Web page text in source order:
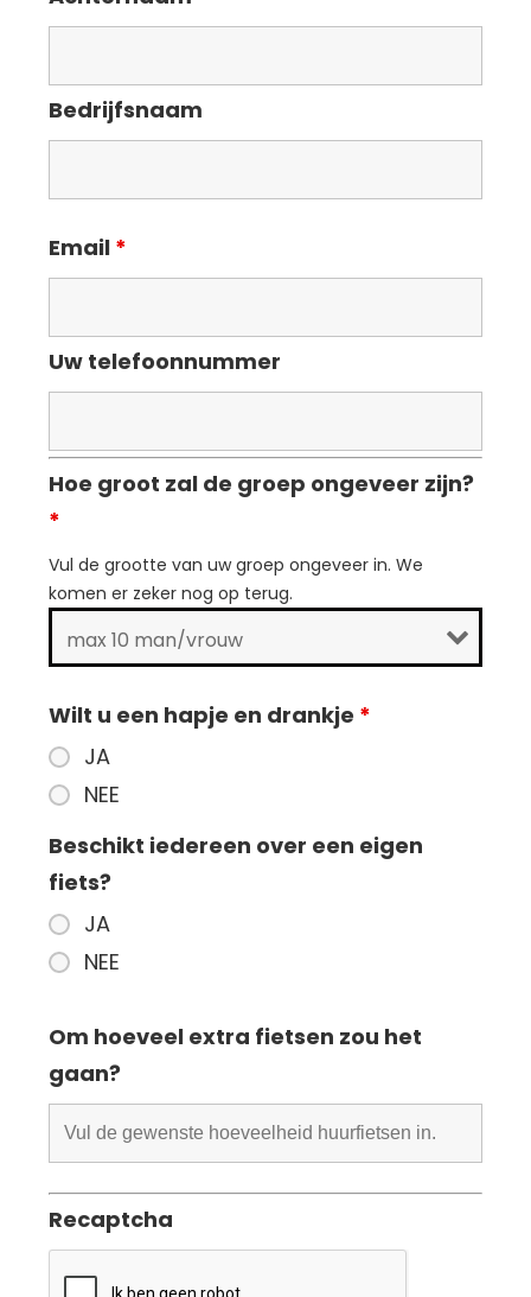
Bedrijfsnaam
Email *
Uw telefoonnummer
Hoe groot zal de groep ongeveer zijn?
*
Vul de grootte van uw groep ongeveer in. We
komen er zeker nog op terug.
Wilt u een hapje en drankje *
JA
NEE
Beschikt iedereen over een eigen
fiets?
JA
NEE
Om hoeveel extra fietsen zou het
gaan?
Recaptcha